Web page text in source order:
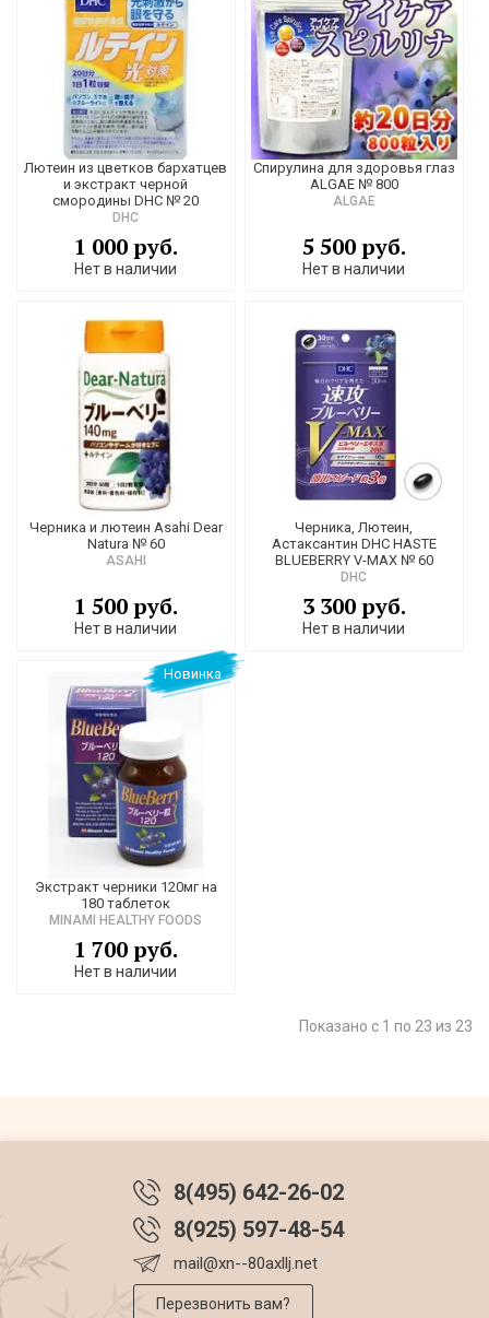
Лютеин из цветков бархатцев
и экстракт черной
смородины DHC № 20
DHC
1 000 руб.
Нет в наличии
Спирулина для здоровья глаз
ALGAE № 800
ALGAE
5 500 руб.
Нет в наличии
Черника и лютеин Asahi Dear
Natura № 60
ASAHI
1 500 руб.
Нет в наличии
Черника, Лютеин,
Астаксантин DHC HASTE
BLUEBERRY V-MAX № 60
DHC
3 300 руб.
Нет в наличии
Новинка
Экстракт черники 120мг на
180 таблеток
MINAMI HEALTHY FOODS
1 700 руб.
Нет в наличии
Показано с 1 по 23 из 23
8(495) 642-26-02
8(925) 597-48-54
mail@xn--80axllj.net
Перезвонить вам?